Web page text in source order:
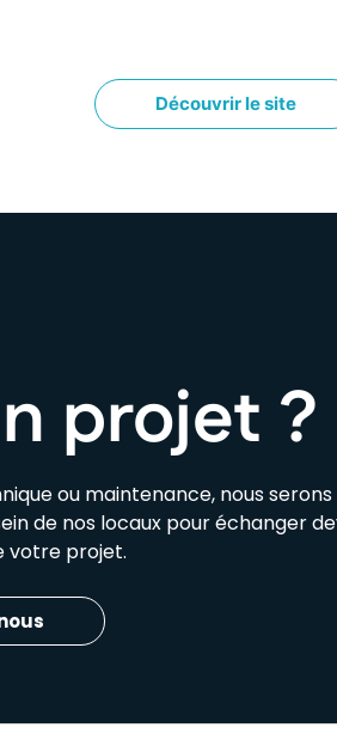
Découvrir le site
projet ?
ou maintenance, nous serons
de nos locaux pour échanger
votre projet.